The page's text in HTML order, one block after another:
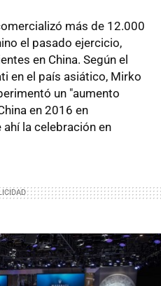
más de 12.000
el pasado ejercicio,
en China. Según el
en el país asiático, Mirko
un "aumento
en 2016 en
la celebración en